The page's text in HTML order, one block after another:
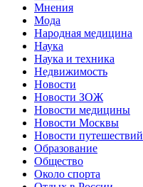
Мнения
Мода
Народная медицина
Наука
Наука и техника
Недвижимость
Новости
Новости ЗОЖ
Новости медицины
Новости Москвы
Новости путешествий
Образование
Общество
Около спорта